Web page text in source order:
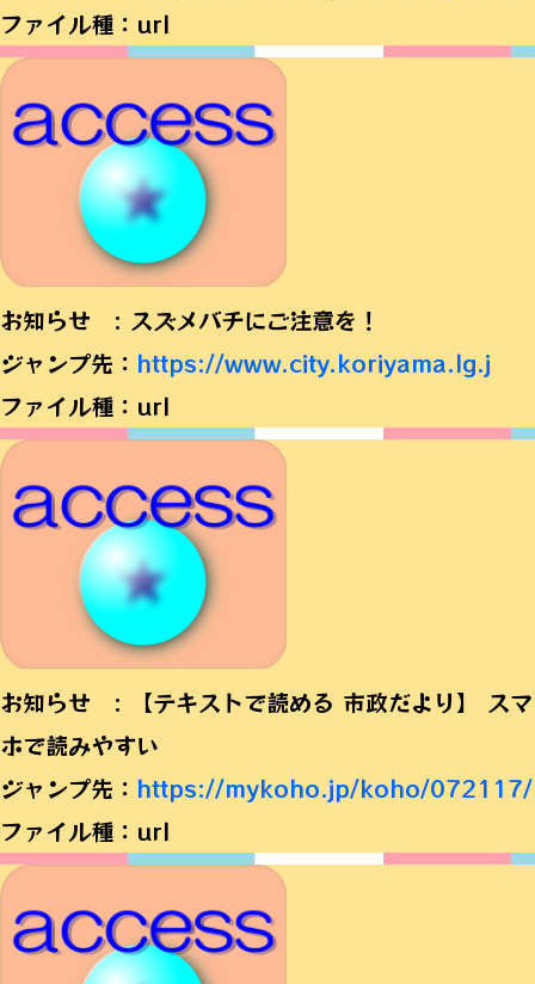
ファイル種：url
お知らせ : スズメバチにご注意を！
ジャンプ先： https://www.city.koriyama.lg.j
ファイル種：url
お知らせ : 【テキストで読める 市政だより】 スマ
ホで読みやすい
ジャンプ先： https://mykoho.jp/koho/072117/
ファイル種：url